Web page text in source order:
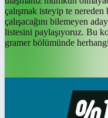
çalışmak isteyip te nereden
çalışacağını bilemeyen
listesini paylaşıyoruz. Bu
gramer bölümünde herhangi